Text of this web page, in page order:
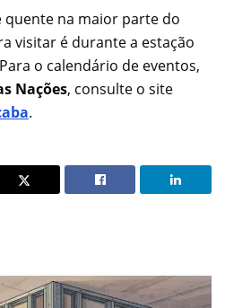
quente na maior parte do
visitar é durante a estação
o calendário de eventos,
Nações, consulte o site
.